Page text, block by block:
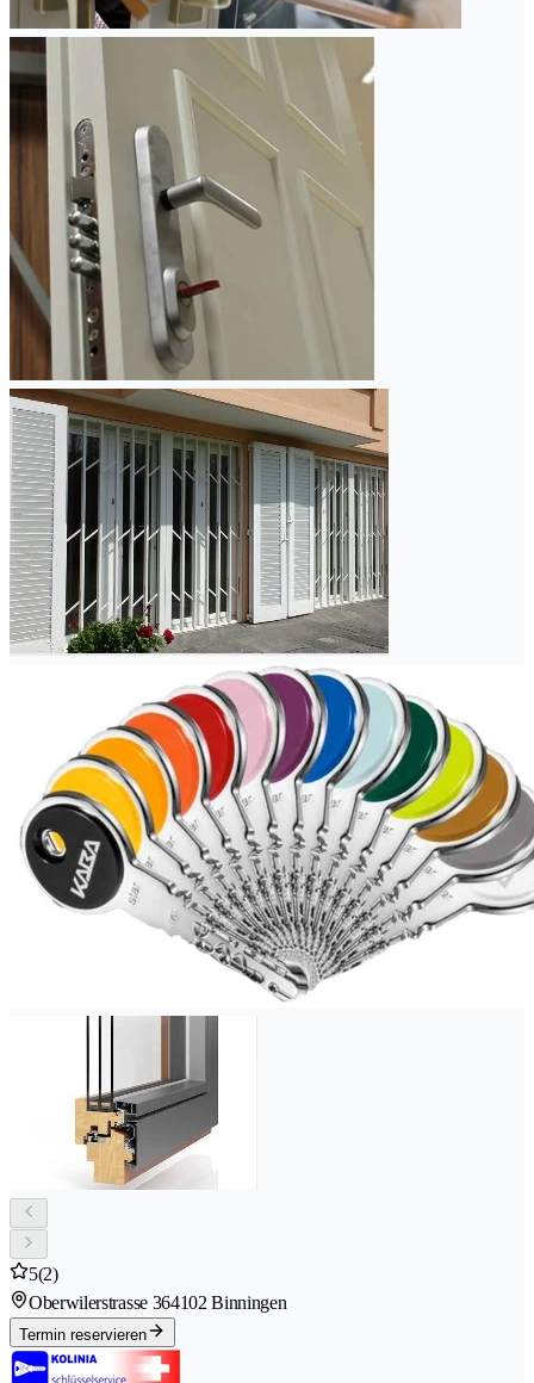
5(2)
Oberwilerstrasse 364102 Binningen
Termin reservieren